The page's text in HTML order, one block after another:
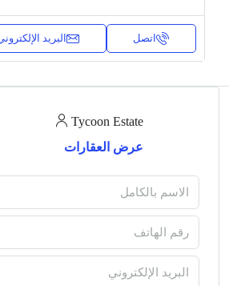
اتصل البريد
Tycoon Estate
عرض العقارات